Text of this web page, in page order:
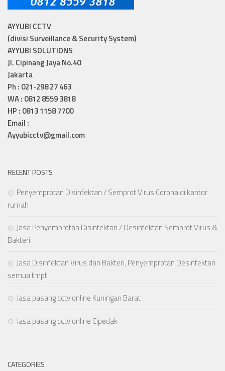
AYYUBI CCTV
(divisi Surveillance & Security System)
AYYUBI SOLUTIONS
Jl. Cipinang Jaya No.40
Jakarta
Ph : 021-298 27 463
WA : 0812 8559 3818
HP : 0813 1158 7700
Email :
Ayyubicctv@gmail.com
RECENT POSTS
Penyemprotan Disinfektan / Semprot Virus Corona di kantor
rumah
Jasa Penyemprotan Disinfektan / Desinfektan Semprot Virus &
Bakteri
Jasa Disinfektan Virus dan Bakteri, Penyemprotan Desinfektan
semua tmpt
Jasa pasang cctv online Kuningan Barat
Jasa pasang cctv online Cipedak
CATEGORIES